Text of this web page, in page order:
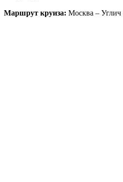
Маршрут круиза: Москва –